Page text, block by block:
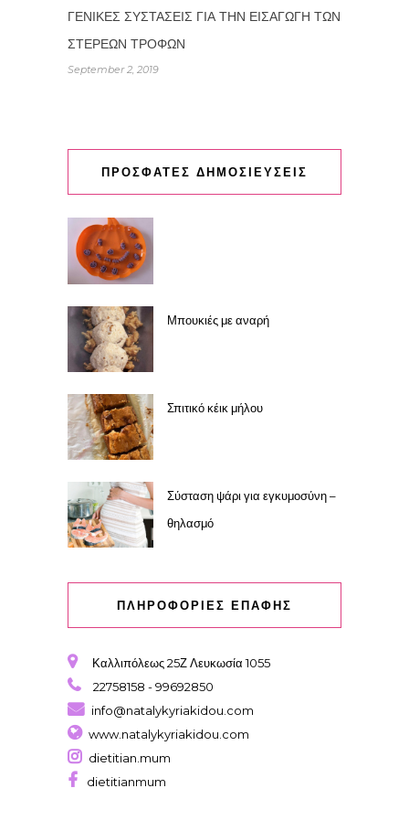
ΓΕΝΙΚΕΣ ΣΥΣΤΑΣΕΙΣ ΓΙΑ ΤΗΝ ΕΙΣΑΓΩΓΗ ΤΩΝ
ΣΤΕΡΕΩΝ ΤΡΟΦΩΝ
September 2, 2019
ΠΡΟΣΦΑΤΕΣ ΔΗΜΟΣΙΕΥΣΕΙΣ
Μπουκιές με αναρή
Σπιτικό κέικ μήλου
Σύσταση ψάρι για εγκυμοσύνη –
θηλασμό
ΠΛΗΡΟΦΟΡΙΕΣ ΕΠΑΦΗΣ
Καλλιπόλεως 25Ζ Λευκωσία 1055
22758158 - 99692850
info@natalykyriakidou.com
www.natalykyriakidou.com
dietitian.mum
dietitianmum